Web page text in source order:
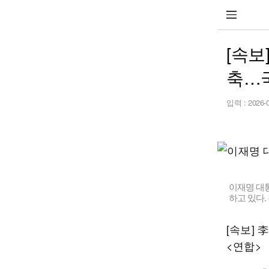
[속
축…
입력 : 2026-
이재명 대
하고 있다
[속보]
<연합>